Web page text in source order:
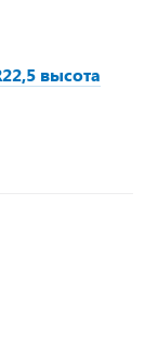
высота